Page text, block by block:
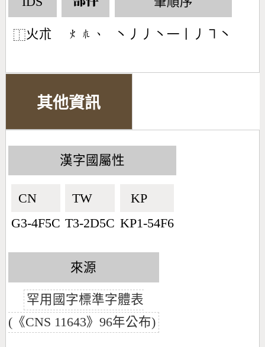
⿰火朮 󶃹󶂻󶀅 丶丿丿丶一丨丿㇕丶
其他資訊
漢字國屬性
CN🇨🇳
G3-4F5C
TW🇹🇼
T3-2D5C
KP🇰🇵
KP1-54F6
來源
罕用國字標準字體表
(《CNS 11643》96年公布)